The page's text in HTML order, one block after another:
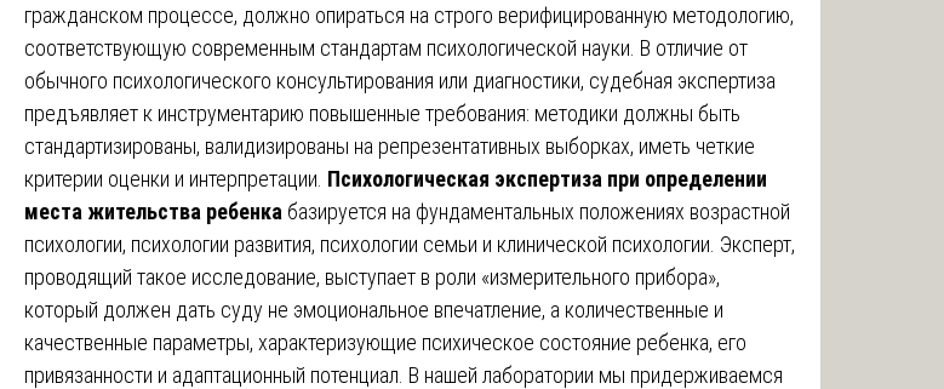
гражданском процессе, должно опираться на строго верифицированную методологию,
соответствующую современным стандартам психологической науки. В отличие от
обычного психологического консультирования или диагностики, судебная экспертиза
предъявляет к инструментарию повышенные требования: методики должны быть
стандартизированы, валидизированы на репрезентативных выборках, иметь четкие
критерии оценки и интерпретации. Психологическая экспертиза при определении
места жительства ребенка базируется на фундаментальных положениях возрастной
психологии, психологии развития, психологии семьи и клинической психологии. Эксперт,
проводящий такое исследование, выступает в роли «измерительного прибора»,
который должен дать суду не эмоциональное впечатление, а количественные и
качественные параметры, характеризующие психическое состояние ребенка, его
привязанности и адаптационный потенциал. В нашей лаборатории мы придерживаемся